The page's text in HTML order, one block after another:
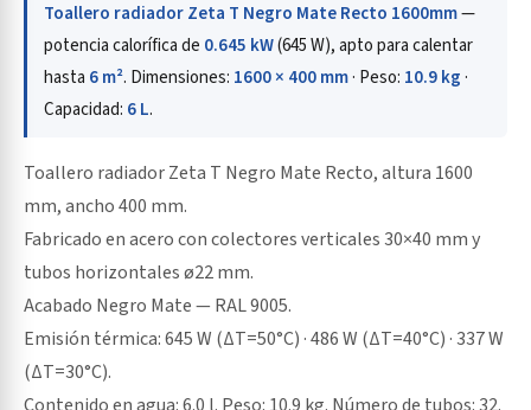
Toallero radiador Zeta T Negro Mate Recto 1600mm—
potencia calorífica de 0.645 kW(645 W), apto para calentar
hasta 6 m². Dimensiones: 1600 × 400 mm· Peso: 10.9 kg·
Capacidad: 6 L.
Toallero radiador Zeta T Negro Mate Recto, altura 1600
mm, ancho 400 mm.
Fabricado en acero con colectores verticales 30×40 mm y
tubos horizontales ø22 mm.
Acabado Negro Mate — RAL 9005.
Emisión térmica: 645 W (ΔT=50°C) · 486 W (ΔT=40°C) · 337 W
(ΔT=30°C).